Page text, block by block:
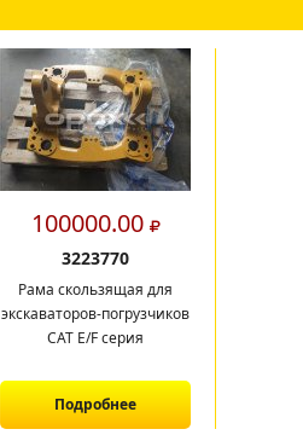
100000.00
3223770
Рама скользящая для
экскаваторов-погрузчиков
CAT E/F серия
Подробнее